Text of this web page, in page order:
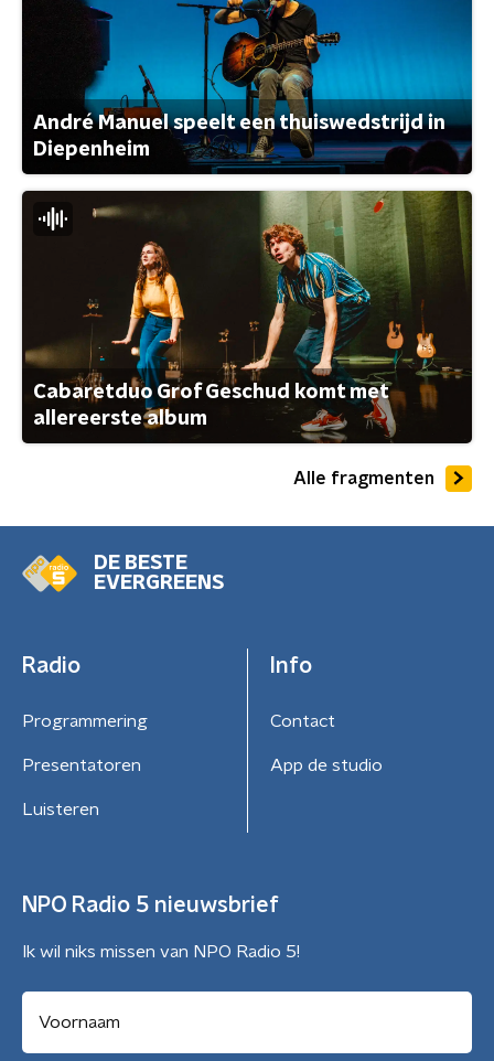
André Manuel speelt een thuiswedstrijd in
Diepenheim
Cabaretduo Grof Geschud komt met
allereerste album
Alle fragmenten
DE BESTE
EVERGREENS
Radio
Programmering
Presentatoren
Luisteren
Info
Contact
App de studio
NPO Radio 5 nieuwsbrief
Ik wil niks missen van NPO Radio 5!